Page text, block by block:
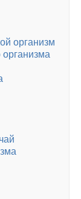
организм
организма